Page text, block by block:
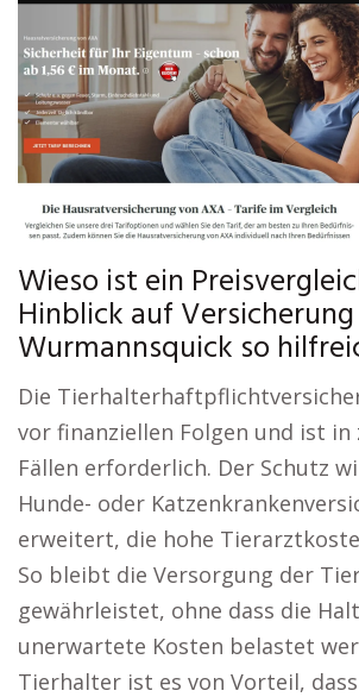
Wieso ist ein
Hinblick auf Versicherung
Wurmannsquick so
Die
vor finanziellen Folgen und ist in
Fällen erforderlich. Der Schutz
Hunde- oder
erweitert, die hohe
So bleibt die Versorgung der
gewährleistet, ohne dass die
unerwartete Kosten belastet
Tierhalter ist es von Vorteil,